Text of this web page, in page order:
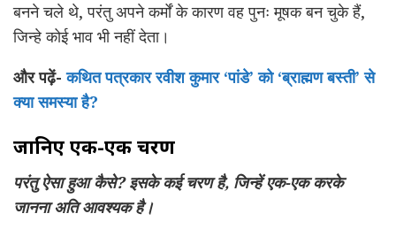
बनने चले थे, परंतु अपने कर्मों के कारण वह पुनः मूषक बन चुके हैं,
जिन्हे कोई भाव भी नहीं देता।
और पढ़ें-कथित पत्रकार रवीश कुमार ‘पांडे’ को ‘ब्राह्मण बस्ती’ से
क्या समस्या है?
जानिए एक-एक चरण
परंतु ऐसा हुआ कैसे? इसके कई चरण है, जिन्हें एक-एक करके
जानना अति आवश्यक है।